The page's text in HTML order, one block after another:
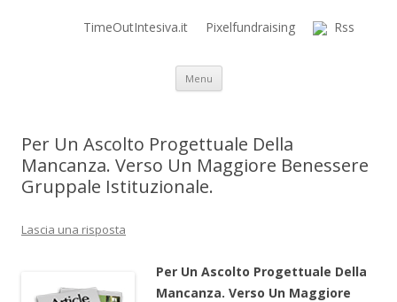
Time Out Intensiva Blog
il tempo e la memoria in terapia intensiva
TimeOutIntesiva.it Pixelfundraising Rss
Menu Vai al contenuto
Per Un Ascolto Progettuale Della
Mancanza. Verso Un Maggiore Benessere
Gruppale Istituzionale.
Lascia una risposta
Per Un Ascolto Progettuale Della
Mancanza. Verso Un Maggiore